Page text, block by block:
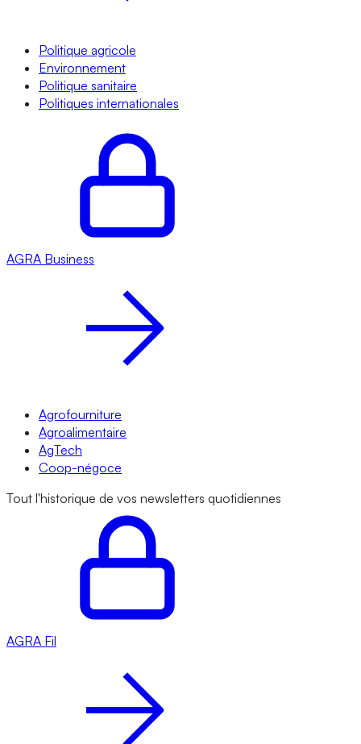
Politique agricole
Environnement
Politique sanitaire
Politiques internationales
AGRA Business
Agrofourniture
Agroalimentaire
AgTech
Coop-négoce
Tout l'historique de vos newsletters quotidiennes
AGRA Fil